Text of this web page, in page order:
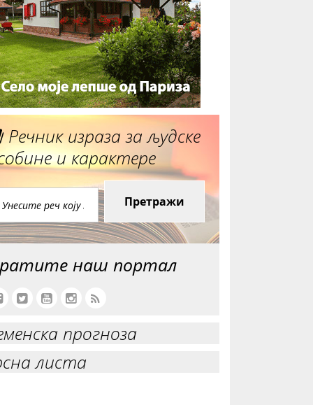
Речник израза за људске
и карактере
Претражи
наш портал
прогноза
листа